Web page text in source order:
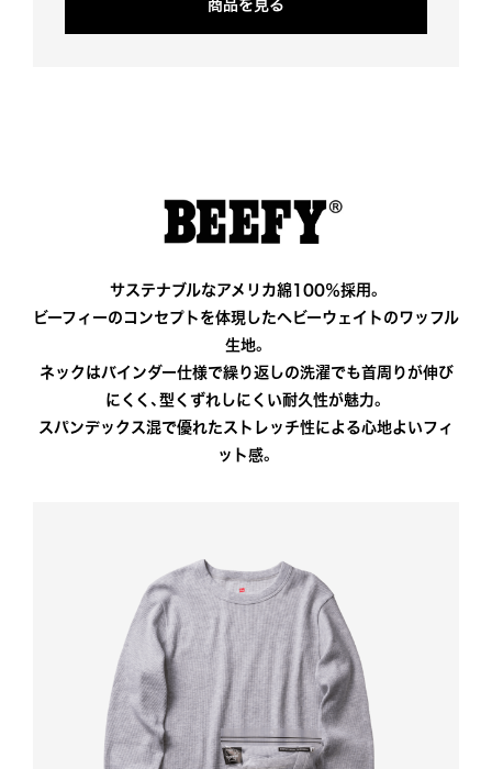
商品を 見る
サステナブルなアメリカ綿100％採用。
ビーフィーのコンセプトを体現したヘビーウェイトのワッフル
生地。
ネックはバインダー仕様で繰り返しの洗濯でも首周りが伸び
にくく、型くずれしにくい耐久性が魅力。
スパンデックス混で優れたストレッチ性による心地よいフィ
ット感。